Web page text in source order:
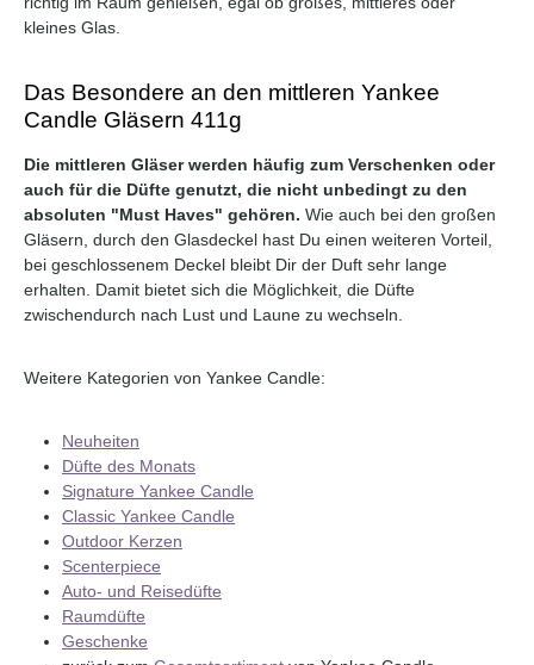
Durchschnittliche Bewertung von 5 von 5 SternenDurchschnittliche Bewertung
kleines Glas.
Das Besondere an den mittleren Yankee
Candle Gläsern 411g
Die mittleren Gläser werden häufig zum Verschenken oder
auch für die Düfte genutzt, die nicht unbedingt zu den
absoluten "Must Haves" gehören. Wie auch bei den großen
Gläsern, durch den Glasdeckel hast Du einen weiteren Vorteil,
bei geschlossenem Deckel bleibt Dir der Duft sehr lange
erhalten. Damit bietet sich die Möglichkeit, die Düfte
zwischendurch nach Lust und Laune zu wechseln.
Weitere Kategorien von Yankee Candle:
Neuheiten
Düfte des Monats
Signature Yankee Candle
Classic Yankee Candle
Outdoor Kerzen
Scenterpiece
Auto- und Reisedüfte
Raumdüfte
Geschenke